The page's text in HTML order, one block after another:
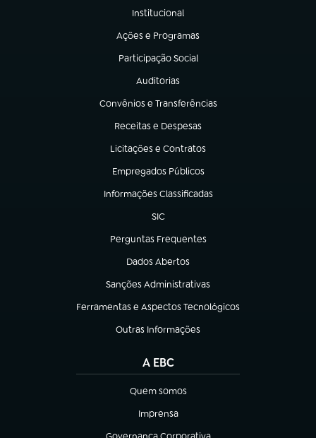
Institucional
(abre em nova aba)
Ações e Programas
(abre em nova aba)
Participação Social
(abre em nova aba)
Auditorias
(abre em nova aba)
Convênios e Transferências
(abre em nova aba)
Receitas e Despesas
(abre em nova aba)
Licitações e Contratos
(abre em nova aba)
Empregados Públicos
(abre em nova aba)
Informações Classificadas
(abre em nova aba)
SIC
(abre em nova aba)
Perguntas Frequentes
(abre em nova aba)
Dados Abertos
(abre em nova aba)
Sanções Administrativas
(abre em nova aba)
Ferramentas e Aspectos Tecnológicos
(abre em nova aba)
Outras Informações
(abre em nova aba)
A EBC
Quem somos
(abre em nova aba)
Imprensa
(abre em nova aba)